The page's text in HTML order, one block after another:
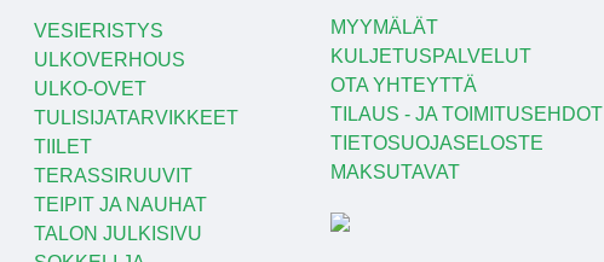
VESIERISTYS
ULKOVERHOUS
ULKO-OVET
TULISIJATARVIKKEET
TIILET
TERASSIRUUVIT
TEIPIT JA NAUHAT
TALON JULKISIVU
MYYMÄLÄT
KULJETUSPALVELUT
OTA YHTEYTTÄ
TILAUS - JA TOIMITUSEHDOT
TIETOSUOJASELOSTE
MAKSUTAVAT